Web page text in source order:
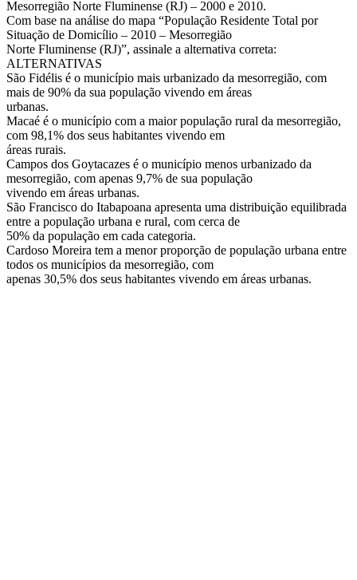
Mesorregião Norte Fluminense (RJ) – 2000 e 2010.
Com base na análise do mapa “População Residente Total por
Situação de Domicílio – 2010 – Mesorregião
Norte Fluminense (RJ)”, assinale a alternativa correta:
ALTERNATIVAS
São Fidélis é o município mais urbanizado da mesorregião, com
mais de 90% da sua população vivendo em áreas
urbanas.
Macaé é o município com a maior população rural da mesorregião,
com 98,1% dos seus habitantes vivendo em
áreas rurais.
Campos dos Goytacazes é o município menos urbanizado da
mesorregião, com apenas 9,7% de sua população
vivendo em áreas urbanas.
São Francisco do Itabapoana apresenta uma distribuição equilibrada
entre a população urbana e rural, com cerca de
50% da população em cada categoria.
Cardoso Moreira tem a menor proporção de população urbana entre
todos os municípios da mesorregião, com
apenas 30,5% dos seus habitantes vivendo em áreas urbanas.